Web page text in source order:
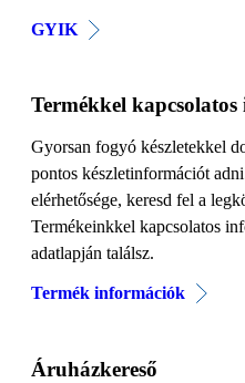
GYIK
Termékkel
Gyorsan fogyó készletekkel
pontos készletinformációt
elérhetősége, keresd fel a
Termékeinkkel kapcsolatos
adatlapján találsz.
Termék információk
Áruházkereső